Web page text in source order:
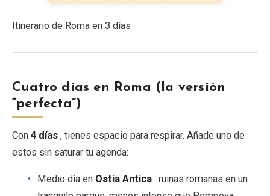
Itinerario de Roma en 3 días
Cuatro días en Roma (la versión
“perfecta”)
Con 4 días , tienes espacio para respirar. Añade uno de
estos sin saturar tu agenda:
Medio día en Ostia Antica : ruinas romanas en un